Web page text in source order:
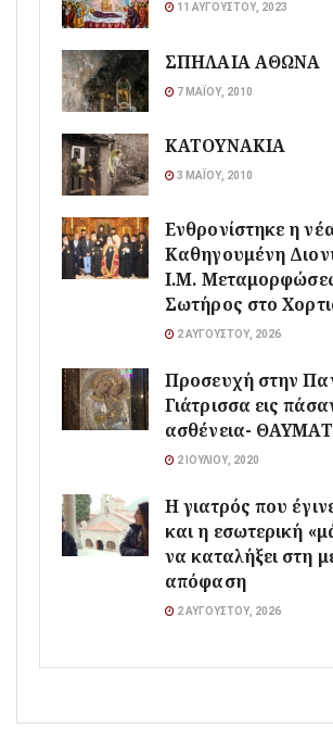
11 ΑΥΓΟΎΣΤΟΥ, 2023
ΣΠΗΛΑΙΑ ΑΘΩΝΑ
7 ΜΑΪ́ΟΥ, 2010
ΚΑΤΟΥΝΑΚΙΑ
3 ΜΑΪ́ΟΥ, 2010
Ενθρονίστηκε η
Καθηγουμένη
Ι.Μ.
Σωτήρος στο
2 ΑΥΓΟΎΣΤΟΥ, 2026
Προσευχή στην
Γιάτρισσα εις
ασθένεια-
2 ΙΟΥΛΊΟΥ, 2020
Η γιατρός που
και η εσωτερική
να καταλήξει στη
απόφαση
2 ΑΥΓΟΎΣΤΟΥ, 2026